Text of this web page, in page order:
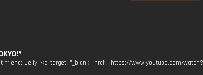
friend: Jelly: <a target="_blank" href="https://www.youtube.com/watch?